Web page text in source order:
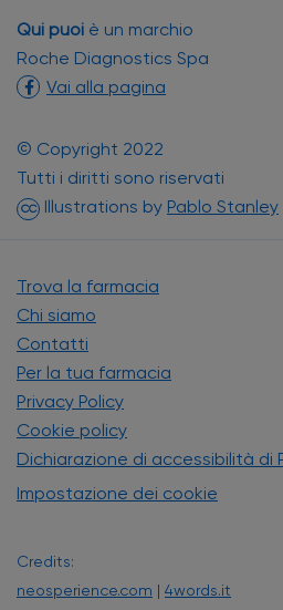
Qui puoi è un marchio
Roche Diagnostics Spa
Vai alla pagina
© Copyright 2022
Tutti i diritti sono riservati
CC Illustrations by Pablo Stanley
Trova la farmacia
Chi siamo
Contatti
Per la tua farmacia
Privacy Policy
Cookie policy
Dichiarazione di accessibilità di
Impostazione dei cookie
Credits:
neosperience.com
4words.it